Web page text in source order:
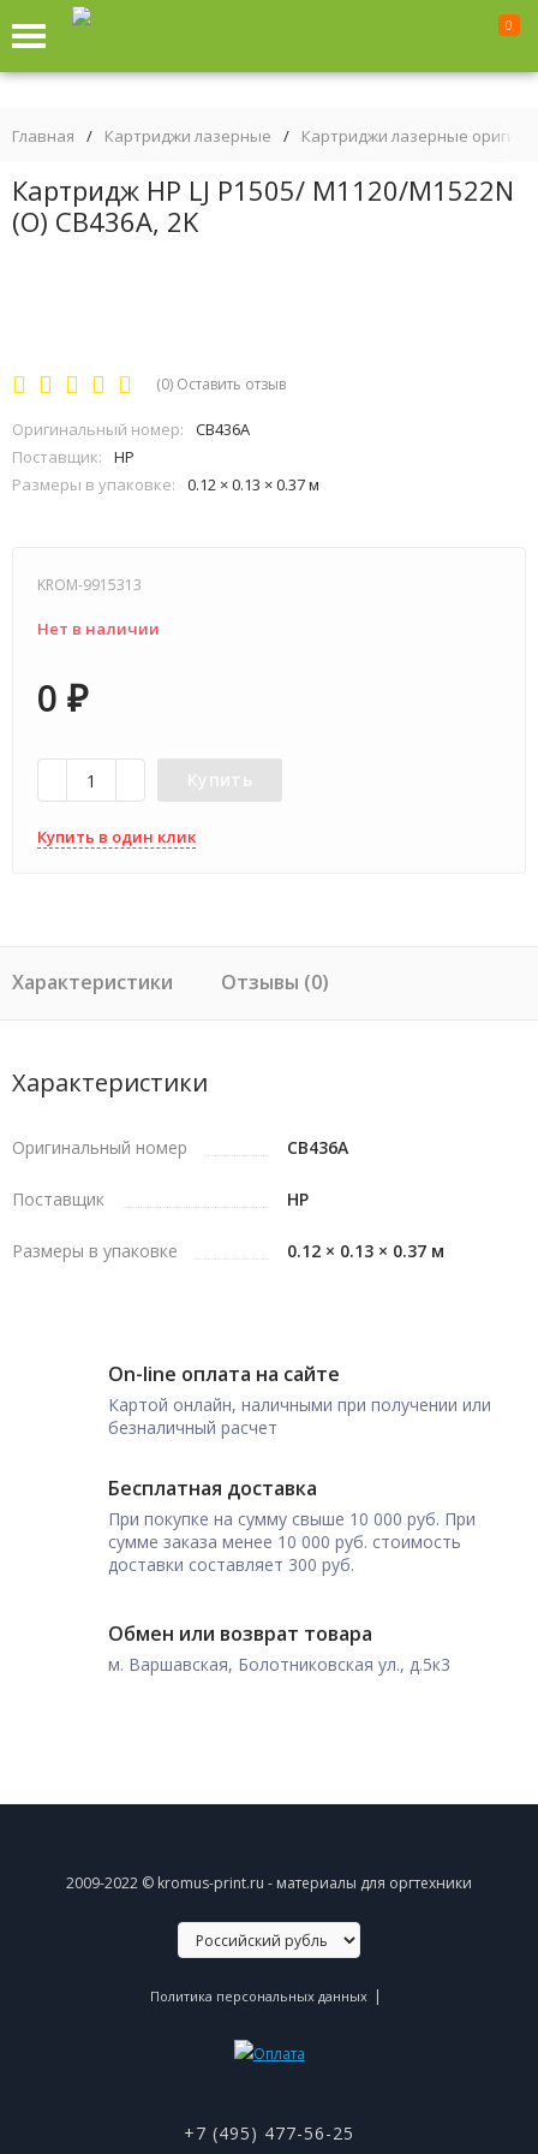
0
Главная / Картриджи лазерные / Картриджи лазерные
Картридж HP LJ P1505/ M1120/M1522N
(O) CB436A, 2K
(0) Оставить отзыв
Оригинальный номер:
CB436A
Поставщик:
HP
Размеры в упаковке:
0.12 × 0.13 × 0.37 м
KROM-9915313
Нет в наличии
0 ₽
Купить
Купить в один клик
Характеристики Отзывы (0)
Характеристики
Оригинальный номер CB436A
Поставщик HP
Размеры в упаковке 0.12 × 0.13 × 0.37 м
On-line оплата на сайте
Картой онлайн, наличными при получении или
безналичный расчет
Бесплатная доставка
При покупке на сумму свыше 10 000 руб. При
сумме заказа менее 10 000 руб. стоимость
доставки составляет 300 руб.
Обмен или возврат товара
м. Варшавская, Болотниковская ул., д.5к3
2009-2022 © kromus-print.ru - материалы для оргтехники
Политика персональных данных |
+7 (495) 477-56-25